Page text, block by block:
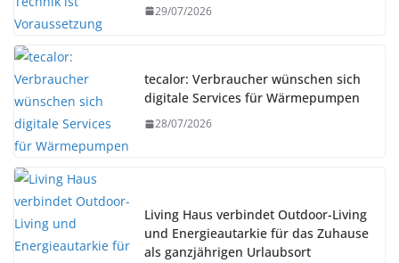
29/07/2026
tecalor: Verbraucher wünschen sich
digitale Services für Wärmepumpen
28/07/2026
Living Haus verbindet Outdoor-Living
und Energieautarkie für das Zuhause
als ganzjährigen Urlaubsort